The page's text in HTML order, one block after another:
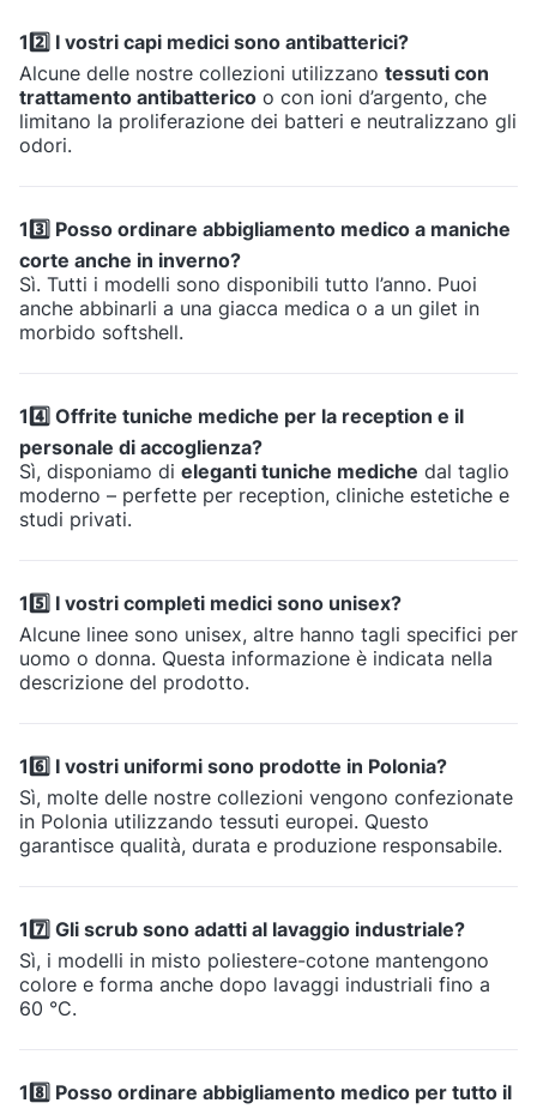
12️⃣ I vostri capi medici sono antibatterici?
Alcune delle nostre collezioni utilizzano tessuti con
trattamento antibatterico o con ioni d’argento, che
limitano la proliferazione dei batteri e neutralizzano gli
odori.
13️⃣ Posso ordinare abbigliamento medico a maniche
corte anche in inverno?
Sì. Tutti i modelli sono disponibili tutto l’anno. Puoi
anche abbinarli a una giacca medica o a un gilet in
morbido softshell.
14️⃣ Offrite tuniche mediche per la reception e il
personale di accoglienza?
Sì, disponiamo di eleganti tuniche mediche dal taglio
moderno – perfette per reception, cliniche estetiche e
studi privati.
15️⃣ I vostri completi medici sono unisex?
Alcune linee sono unisex, altre hanno tagli specifici per
uomo o donna. Questa informazione è indicata nella
descrizione del prodotto.
16️⃣ I vostri uniformi sono prodotte in Polonia?
Sì, molte delle nostre collezioni vengono confezionate
in Polonia utilizzando tessuti europei. Questo
garantisce qualità, durata e produzione responsabile.
17️⃣ Gli scrub sono adatti al lavaggio industriale?
Sì, i modelli in misto poliestere-cotone mantengono
colore e forma anche dopo lavaggi industriali fino a
60 °C.
18️⃣ Posso ordinare abbigliamento medico per tutto il